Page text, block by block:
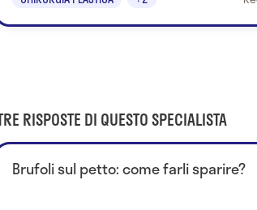
RISPOSTE DI QUESTO SPECIALISTA
Brufoli sul petto: come farli sparire?